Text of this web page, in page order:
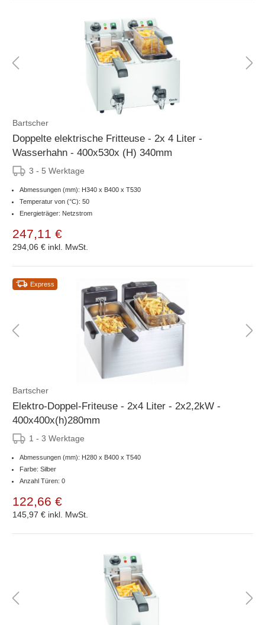
Bartscher
Doppelte elektrische Fritteuse - 2x 4 Liter -
Wasserhahn - 400x530x (H) 340mm
3 - 5 Werktage
Abmessungen (mm): H340 x B400 x T530
Temperatur von (°C): 50
Energieträger: Netzstrom
247,11 €
294,06 € inkl. MwSt.
Express
Bartscher
Elektro-Doppel-Friteuse - 2x4 Liter - 2x2,2kW -
400x400x(h)280mm
1 - 3 Werktage
Abmessungen (mm): H280 x B400 x T540
Farbe: Silber
Anzahl Türen: 0
122,66 €
145,97 € inkl. MwSt.